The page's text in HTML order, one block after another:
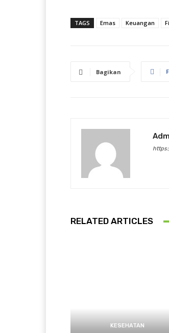
TAGS Emas Keuangan
Bagikan
RELATED ARTICLES
KESEHATAN